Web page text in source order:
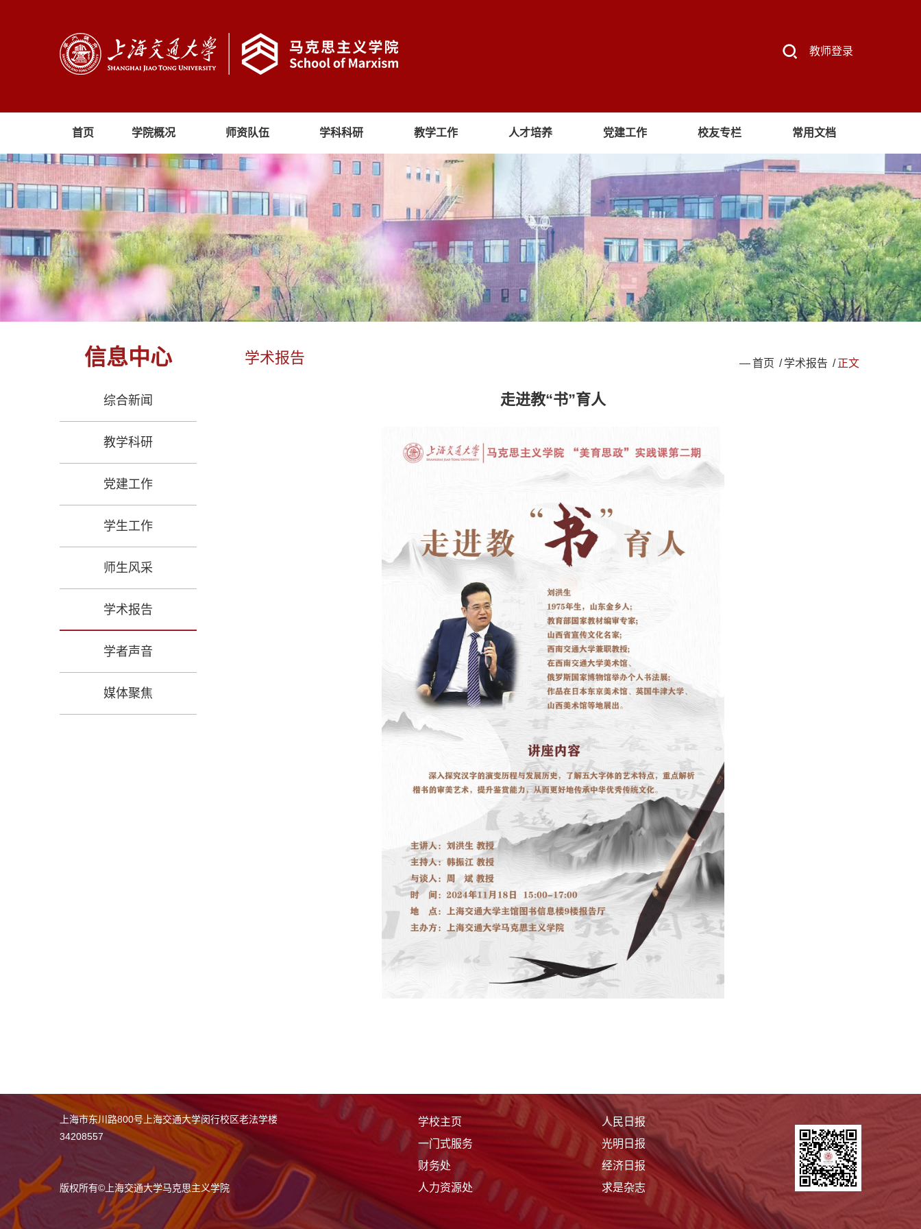
教师登录
首页 学院概况 师资队伍 学科科研 教学工作 人才培养 党建工作 校友专栏 常用文档
信息中心
综合新闻
教学科研
党建工作
学生工作
师生风采
学术报告
学者声音
媒体聚焦
学术报告 —首页 / 学术报告 / 正文
走进教“书”育人
上海市东川路800号上海交通大学闵行校区老法学楼
34208557
版权所有© 上海交通大学马克思主义学院
人民日报
光明日报
经济日报
求是杂志
学校主页
一门式服务
财务处
人力资源处